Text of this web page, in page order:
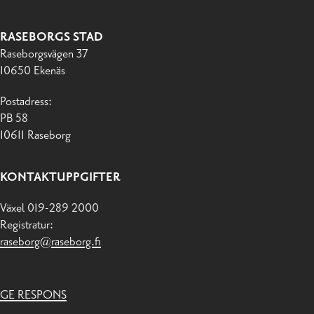
RASEBORGS STAD
Raseborgsvägen 37
10650 Ekenäs
Postadress:
PB 58
10611 Raseborg
KONTAKTUPPGIFTER
Växel 019-289 2000
Registratur:
raseborg@raseborg.fi
GE RESPONS